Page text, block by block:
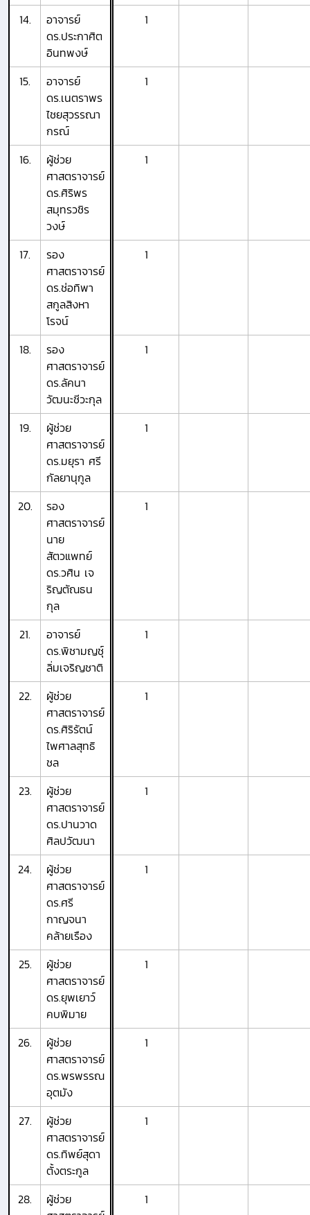
14.
อาจารย์
ดร.ประกาศิต
อินทพงษ์
1
15.
อาจารย์
ดร.เนตราพร
ไชยสุวรรณา
กรณ์
1
16.
ผู้ช่วย
ศาสตราจารย์
ดร.ศิริพร
สมุทรวชิร
วงษ์
1
17.
รอง
ศาสตราจารย์
ดร.ช่อทิพา
สกูลสิงหา
โรจน์
1
18.
รอง
ศาสตราจารย์
ดร.ลัคนา
วัฒนะชีวะกุล
1
19.
ผู้ช่วย
ศาสตราจารย์
ดร.มยุรา ศรี
กัลยานุกูล
1
20.
รอง
ศาสตราจารย์
นาย
สัตวแพทย์
ดร.วศิน เจ
ริญตัณธน
กุล
1
21.
อาจารย์
ดร.พิชามญชุ์
ลิ่มเจริญชาติ
1
22.
ผู้ช่วย
ศาสตราจารย์
ดร.ศิริรัตน์
ไพศาลสุทธิ
ชล
1
23.
ผู้ช่วย
ศาสตราจารย์
ดร.ปานวาด
ศิลปวัฒนา
1
24.
ผู้ช่วย
ศาสตราจารย์
ดร.ศรี
กาญจนา
คล้ายเรือง
1
25.
ผู้ช่วย
ศาสตราจารย์
ดร.ยุพเยาว์
คบพิมาย
1
26.
ผู้ช่วย
ศาสตราจารย์
ดร.พรพรรณ
อุตมัง
1
27.
ผู้ช่วย
ศาสตราจารย์
ดร.ทิพย์สุดา
ตั้งตระกูล
1
28.
ผู้ช่วย
1